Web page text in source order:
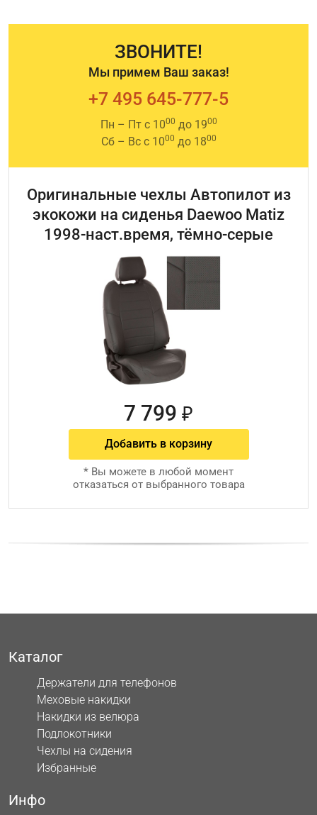
ЗВОНИТЕ!
Мы примем Ваш заказ!
+7 495 645-777-5
Пн – Пт с 1000 до 1900
Сб – Вс с 1000 до 1800
Оригинальные чехлы Автопилот из
экокожи на сиденья Daewoo Matiz
1998-наст.время, тёмно-серые
7 799 ₽
Добавить в корзину
* Вы можете в любой момент
отказаться от выбранного товара
Каталог
Держатели для телефонов
Меховые накидки
Накидки из велюра
Подлокотники
Чехлы на сидения
Избранные
Инфо